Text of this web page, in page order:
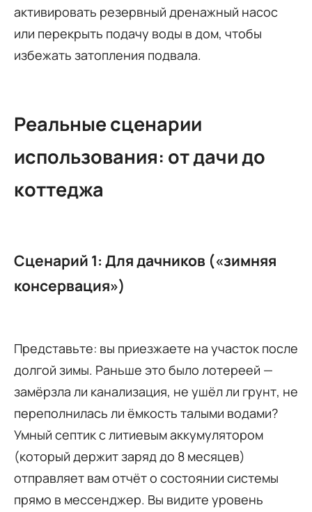
активировать резервный дренажный насос
или перекрыть подачу воды в дом, чтобы
избежать затопления подвала.
Реальные сценарии
использования: от дачи до
коттеджа
Сценарий 1: Для дачников («зимняя
консервация»)
Представьте: вы приезжаете на участок после
долгой зимы. Раньше это было лотереей —
замёрзла ли канализация, не ушёл ли грунт, не
переполнилась ли ёмкость талыми водами?
Умный септик с литиевым аккумулятором
(который держит заряд до 8 месяцев)
отправляет вам отчёт о состоянии системы
прямо в мессенджер. Вы видите уровень